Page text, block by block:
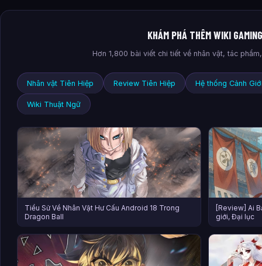
KHÁM PHÁ THÊM WIKI GAMING
Hơn 1,800 bài viết chi tiết về nhân vật, tác
Nhân vật Tiên Hiệp Review Tiên Hiệp Hệ thống Cảnh
Wiki Thuật Ngữ
Tiểu Sử Về Nhân Vật Hư Cấu Android 18 Trong
Dragon Ball
[Review] Ai
giới, Đại lục